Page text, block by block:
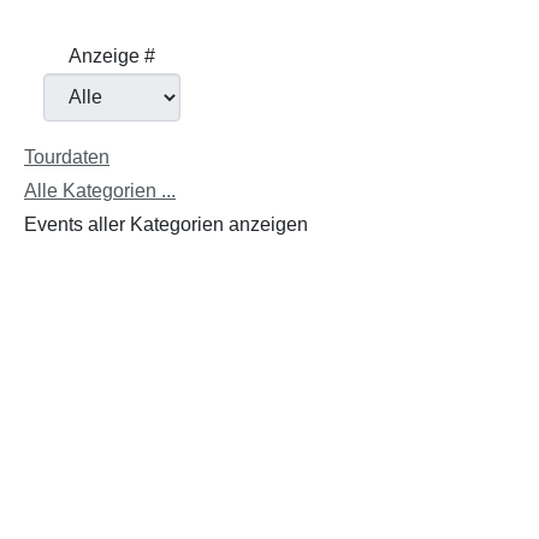
Anzeige #
Tourdaten
Alle Kategorien ...
Events aller Kategorien anzeigen